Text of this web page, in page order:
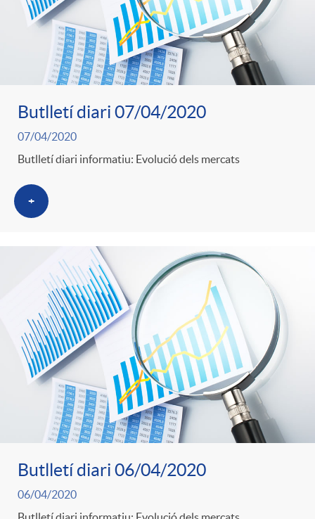
Butlletí diari 07/04/2020
07/04/2020
Butlletí diari informatiu: Evolució dels mercats
+
Butlletí diari 06/04/2020
06/04/2020